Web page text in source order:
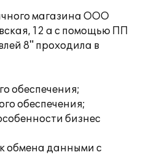
магазина ООО
12 а с помощью ПП
8" проходила в
обеспечения;
обеспечения;
бизнес
обмена данными с